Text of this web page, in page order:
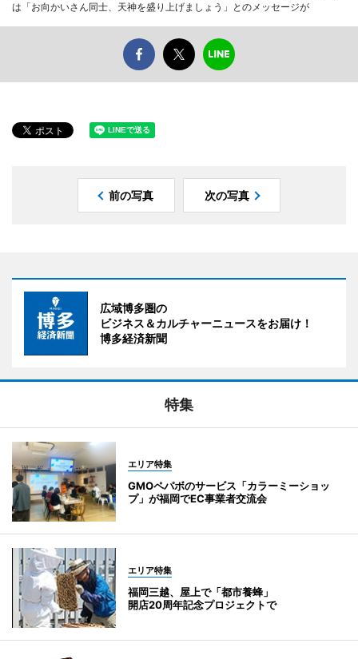
は「お向かいさん同士、天神を盛り上げましょう」とのメッセージが
前の写真 次の写真
広域博多圏の
ビジネス＆カルチャーニュースをお届け！
博多経済新聞
特集
エリア特集
GMOペパボのサービス「カラーミーショッ
プ」が福岡でEC事業者交流会
エリア特集
福岡三越、屋上で「都市養蜂」
開店20周年記念プロジェクトで